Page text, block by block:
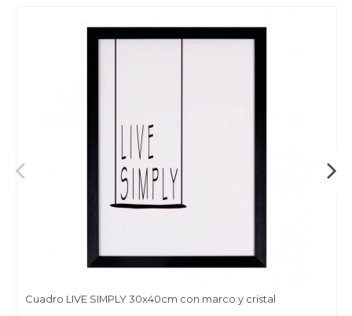
Cuadro LIVE SIMPLY 30x40cm con marco y cristal